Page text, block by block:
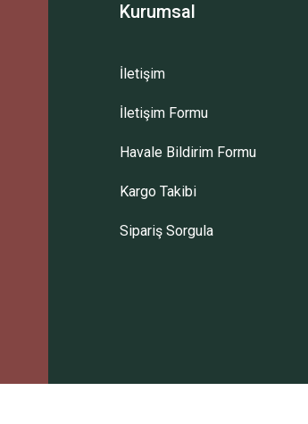
Gönder
Kurumsal
İletişim
İletişim Formu
Havale Bildirim Formu
Kargo Takibi
Sipariş Sorgula